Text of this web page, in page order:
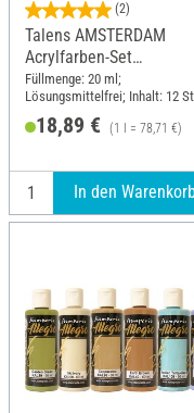
(2)
Talens AMSTERDAM
Acrylfarben-Set
"Landschaft"
Füllmenge: 20 ml;
Lösungsmittelfrei; Inhalt: 12
18,89 € (1 l = 78,71 €)
In den